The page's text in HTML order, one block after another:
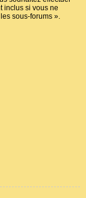
inclus si vous ne
sous-forums ».